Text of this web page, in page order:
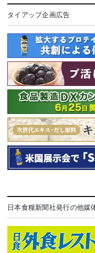
タイアップ企画広告
日本食糧新聞社発行の他媒